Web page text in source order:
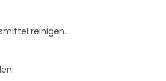
reinigen.